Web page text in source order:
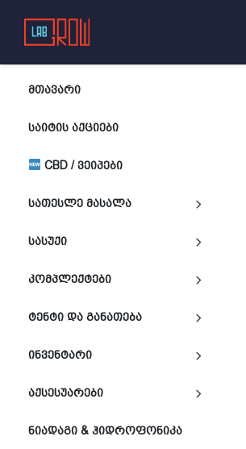
ᲛᲗᲐᲕᲐᲠᲘ
ᲡᲐᲘᲢᲘᲡ ᲐᲥᲪᲘᲔᲑᲘ
CBD / ᲕᲔᲘᲞᲔᲑᲘ
ᲡᲐᲗᲔᲡᲚᲔ ᲛᲐᲡᲐᲚᲐ
ᲡᲐᲡᲣᲥᲘ
ᲙᲝᲛᲞᲚᲔᲥᲢᲔᲑᲘ
ᲢᲔᲜᲢᲘ ᲓᲐ ᲒᲐᲜᲐᲗᲔᲑᲐ
ᲘᲜᲕᲔᲜᲢᲐᲠᲘ
ᲐᲥᲡᲔᲡᲣᲐᲠᲔᲑᲘ
ᲜᲘᲐᲓᲐᲒᲘ & ᲰᲘᲓᲠᲝᲤᲝᲜᲘᲙᲐ